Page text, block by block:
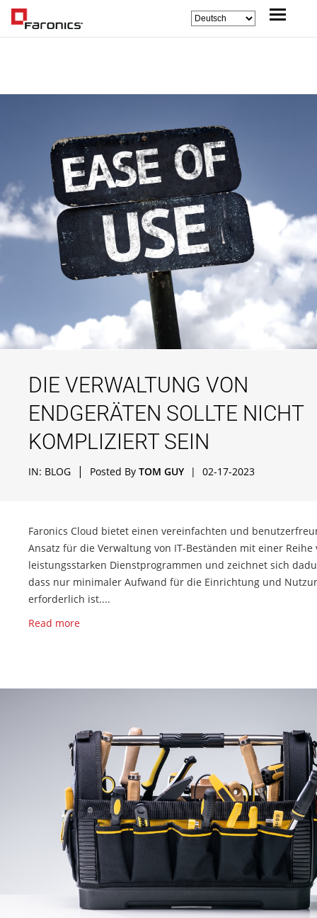
DIE VERWALTUNG VON
ENDGERÄTEN SOLLTE NICHT
KOMPLIZIERT SEIN
IN: BLOG | Posted By TOM GUY | 02-17-2023
Faronics Cloud bietet einen vereinfachten und
Ansatz für die Verwaltung von IT-Beständen mit einer Reihe
leistungsstarken Dienstprogrammen und zeichnet sich
dass nur minimaler Aufwand für die Einrichtung und
erforderlich ist....
Read more